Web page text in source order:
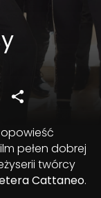
pełen dobrej
twórcy
Cattaneo.